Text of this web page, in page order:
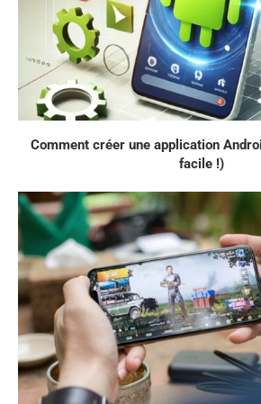
Comment créer une application
facile !)